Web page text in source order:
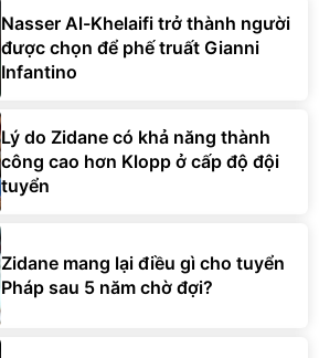
Nasser Al-Khelaifi trở thành người
được chọn để phế truất Gianni
Infantino
Lý do Zidane có khả năng thành
công cao hơn Klopp ở cấp độ đội
tuyển
Zidane mang lại điều gì cho tuyển
Pháp sau 5 năm chờ đợi?